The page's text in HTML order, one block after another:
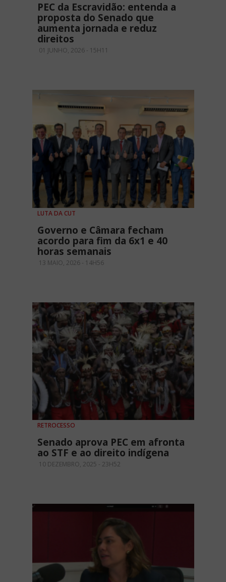
PEC da Escravidão: entenda a
proposta do Senado que
aumenta jornada e reduz
direitos
01 JUNHO, 2026 - 15H11
LUTA DA CUT
Governo e Câmara fecham
acordo para fim da 6x1 e 40
horas semanais
13 MAIO, 2026 - 14H56
RETROCESSO
Senado aprova PEC em afronta
ao STF e ao direito indígena
10 DEZEMBRO, 2025 - 23H52